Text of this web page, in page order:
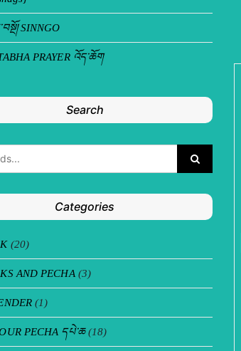
SINNGO
PRAYER འོད་ཆོག
Search
Categories
(20)
AND PECHA (3)
(1)
PECHA དཔེ་ཆ(18)